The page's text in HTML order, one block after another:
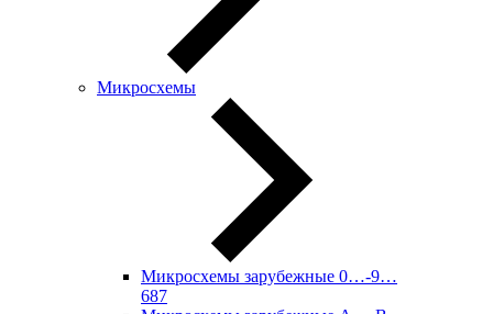
Микросхемы
Микросхемы зарубежные 0…-9…
687